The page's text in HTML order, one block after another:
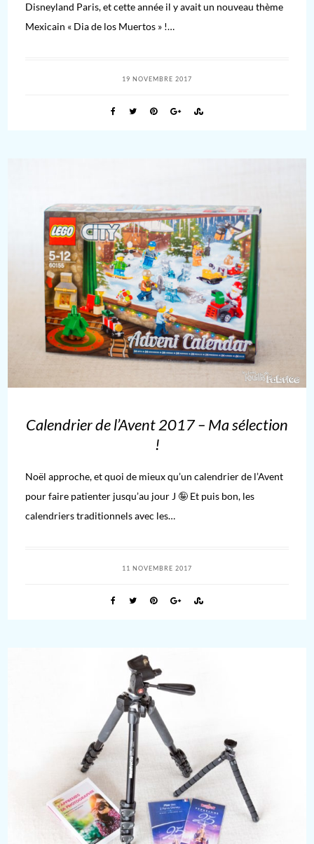
Disneyland Paris, et cette année il y avait un nouveau thème
Mexicain « Dia de los Muertos » !…
19 NOVEMBRE 2017
Calendrier de l’Avent 2017 – Ma sélection
!
Noël approche, et quoi de mieux qu’un calendrier de l’Avent
pour faire patienter jusqu’au jour J 🤪 Et puis bon, les
calendriers traditionnels avec les…
11 NOVEMBRE 2017